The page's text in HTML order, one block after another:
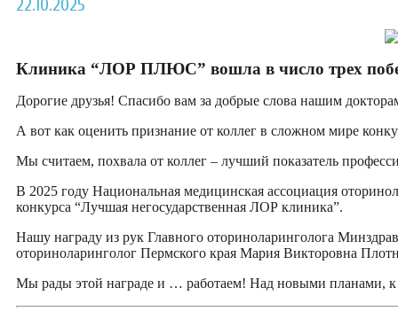
22.10.2025
Клиника “ЛОР ПЛЮС” вошла в число трех
Дорогие друзья! Спасибо вам за добрые слова нашим
А вот как оценить признание от коллег в сложном мире
Мы считаем, похвала от коллег – лучший показатель
В 2025 году Национальная медицинская ассоциация
конкурса “Лучшая негосударственная ЛОР клиника”.
Нашу награду из рук Главного оториноларинголога
оториноларинголог Пермского края Мария Викторовна
Мы рады этой награде и … работаем! Над новыми планами,